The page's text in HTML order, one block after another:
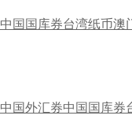
中国国库券台湾纸币澳
中国外汇券中国国库券